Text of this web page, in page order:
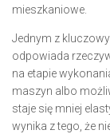
mieszkaniowe.
Jednym z
odpowiada
na etapie
maszyn albo
staje się mniej
wynika z tego, że